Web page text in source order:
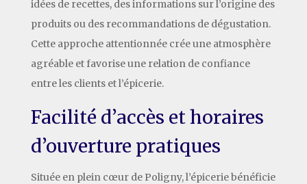
idées de recettes, des informations sur l’origine des
produits ou des recommandations de dégustation.
Cette approche attentionnée crée une atmosphère
agréable et favorise une relation de confiance
entre les clients et l’épicerie.
Facilité d’accès et horaires
d’ouverture pratiques
Située en plein cœur de Poligny, l’épicerie bénéficie